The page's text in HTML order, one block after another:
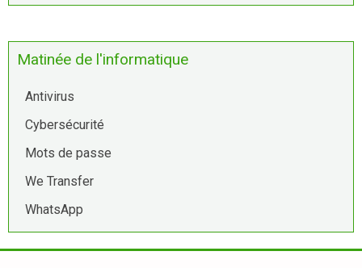
Matinée de l'informatique
Antivirus
Cybersécurité
Mots de passe
We Transfer
WhatsApp